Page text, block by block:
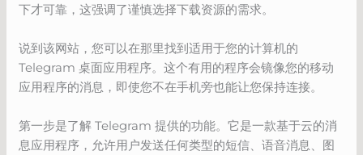
下才可靠，这强调了谨慎选择下载资源的需求。
说到该网站，您可以在那里找到适用于您的计算机的
Telegram 桌面应用程序。这个有用的程序会镜像您的移动
应用程序的消息，即使您不在手机旁也能让您保持连接。
第一步是了解 Telegram 提供的功能。它是一款基于云的消
息应用程序，允许用户发送任何类型的短信、语音消息、图